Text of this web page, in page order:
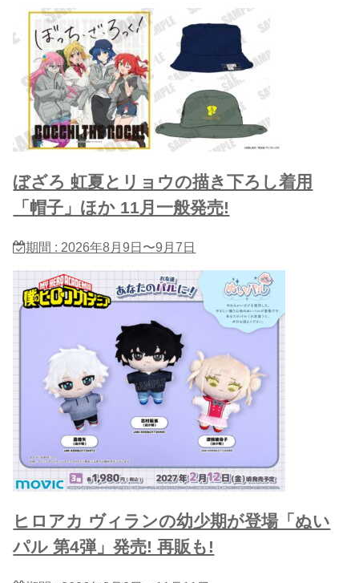
ぼざろ 虹夏とリョウの描き下ろし着用
「帽子」ほか 11月一般発売!
期間 : 2026年8月9日〜9月7日
ヒロアカ ヴィランの幼少期が登場「ぬい
パル 第4弾」発売! 再販も!